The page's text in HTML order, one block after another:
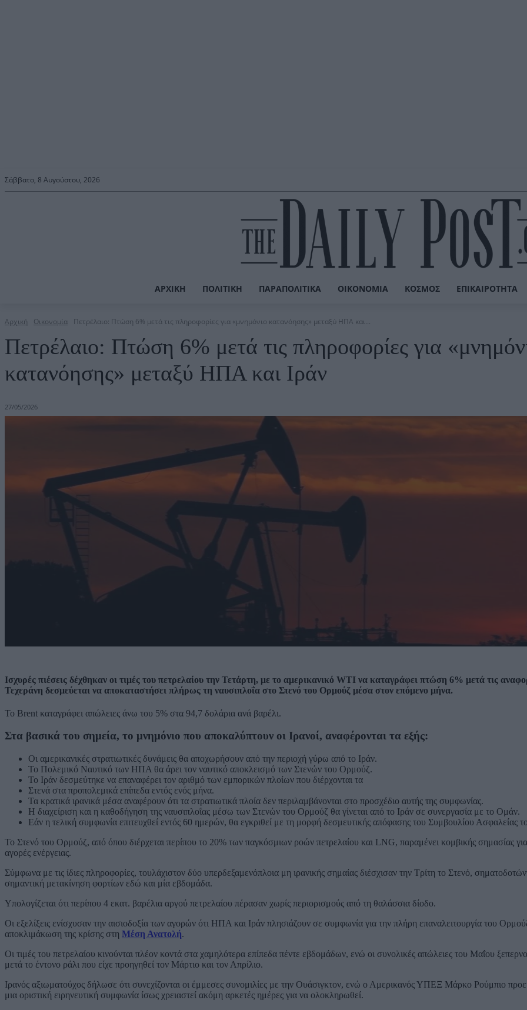
Σάββατο, 8 Αυγούστου, 2026
ΑΡΧΙΚΉ ΠΟΛΙΤΙΚΉ ΠΑΡΑΠΟΛΙΤΙΚΆ ΟΙΚΟΝΟΜΊΑ ΚΌΣΜΟΣ ΕΠΙΚΑΙΡΌΤΗΤΑ
Αρχική Οικονομία Πετρέλαιο: Πτώση 6% μετά τις πληροφορίες για «μνημόνιο κατανόησης» μεταξύ ΗΠΑ και...
Πετρέλαιο: Πτώση 6% μετά τις πληροφορίες για
κατανόησης» μεταξύ ΗΠΑ και Ιράν
27/05/2026
Ισχυρές πιέσεις δέχθηκαν οι τιμές του πετρελαίου την Τετάρτη, με το αμερικανικό WTI να καταγράφει πτώση 6% μετά τις
Τεχεράνη δεσμεύεται να αποκαταστήσει πλήρως τη ναυσιπλοΐα στο Στενό του Ορμούζ μέσα στον επόμενο μήνα.
Το Brent καταγράφει απώλειες άνω του 5% στα 94,7 δολάρια ανά βαρέλι.
Στα βασικά του σημεία, το μνημόνιο που αποκαλύπτουν οι Ιρανοί, αναφέρονται τα εξής:
Οι αμερικανικές στρατιωτικές δυνάμεις θα αποχωρήσουν από την περιοχή γύρω από το Ιράν.
Το Πολεμικό Ναυτικό των ΗΠΑ θα άρει τον ναυτικό αποκλεισμό των Στενών του Ορμούζ.
Το Ιράν δεσμεύτηκε να επαναφέρει τον αριθμό των εμπορικών πλοίων που διέρχονται τα
Στενά στα προπολεμικά επίπεδα εντός ενός μήνα.
Τα κρατικά ιρανικά μέσα αναφέρουν ότι τα στρατιωτικά πλοία δεν περιλαμβάνονται στο προσχέδιο αυτής της συμφωνίας.
Η διαχείριση και η καθοδήγηση της ναυσιπλοΐας μέσω των Στενών του Ορμούζ θα γίνεται από το Ιράν σε συνεργασία με το Ομάν.
Εάν η τελική συμφωνία επιτευχθεί εντός 60 ημερών, θα εγκριθεί με τη μορφή δεσμευτικής απόφασης του Συμβουλίου Ασφαλείας
Το Στενό του Ορμούζ, από όπου διέρχεται περίπου το 20% των παγκόσμιων ροών πετρελαίου και LNG, παραμένει κομβικής σημασίας για
αγορές ενέργειας.
Σύμφωνα με τις ίδιες πληροφορίες, τουλάχιστον δύο υπερδεξαμενόπλοια μη ιρανικής σημαίας διέσχισαν την Τρίτη το Στενό,
σημαντική μετακίνηση φορτίων εδώ και μία εβδομάδα.
Υπολογίζεται ότι περίπου 4 εκατ. βαρέλια αργού πετρελαίου πέρασαν χωρίς περιορισμούς από τη θαλάσσια δίοδο.
Οι εξελίξεις ενίσχυσαν την αισιοδοξία των αγορών ότι ΗΠΑ και Ιράν πλησιάζουν σε συμφωνία για την πλήρη επαναλειτουργία του
αποκλιμάκωση της κρίσης στη Μέση Ανατολή.
Οι τιμές του πετρελαίου κινούνται πλέον κοντά στα χαμηλότερα επίπεδα πέντε εβδομάδων, ενώ οι συνολικές απώλειες του Μαΐου
μετά το έντονο ράλι που είχε προηγηθεί τον Μάρτιο και τον Απρίλιο.
Ιρανός αξιωματούχος δήλωσε ότι συνεχίζονται οι έμμεσες συνομιλίες με την Ουάσιγκτον, ενώ ο Αμερικανός ΥΠΕΞ Μάρκο Ρούμπιο
μια οριστική ειρηνευτική συμφωνία ίσως χρειαστεί ακόμη αρκετές ημέρες για να ολοκληρωθεί.